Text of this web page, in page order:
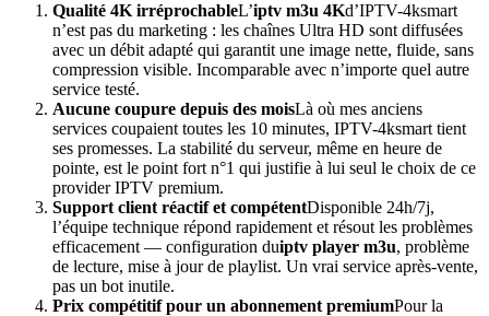
Qualité 4K irréprochableL’iptv m3u 4Kd’IPTV-4ksmart
n’est pas du marketing : les chaînes Ultra HD sont diffusées
avec un débit adapté qui garantit une image nette, fluide, sans
compression visible. Incomparable avec n’importe quel autre
service testé.
Aucune coupure depuis des moisLà où mes anciens
services coupaient toutes les 10 minutes, IPTV-4ksmart tient
ses promesses. La stabilité du serveur, même en heure de
pointe, est le point fort n°1 qui justifie à lui seul le choix de ce
provider IPTV premium.
Support client réactif et compétentDisponible 24h/7j,
l’équipe technique répond rapidement et résout les problèmes
efficacement — configuration duiptv player m3u, problème
de lecture, mise à jour de playlist. Un vrai service après-vente,
pas un bot inutile.
Prix compétitif pour un abonnement premiumPour la